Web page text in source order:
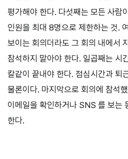
평가해야 한다. 다섯째는 모든 사람
인원을 최대 8명으로 제한하는 것.
보이는 회의더라도 그 회의 내에서
참석하지 말아야 한다. 일곱째는 시
칼같이 끝내야 한다. 점심시간과 퇴
물론이다. 마지막으로 회의에 참석
이메일을 확인하거나 SNS 를 보는
한다.